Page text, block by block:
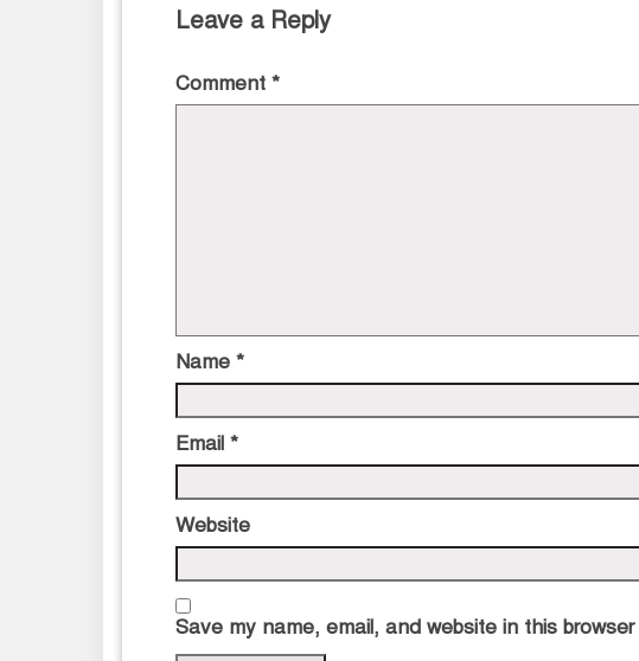
Leave a Reply
Comment *
Name *
Email *
Website
Save my name, email, and website in this